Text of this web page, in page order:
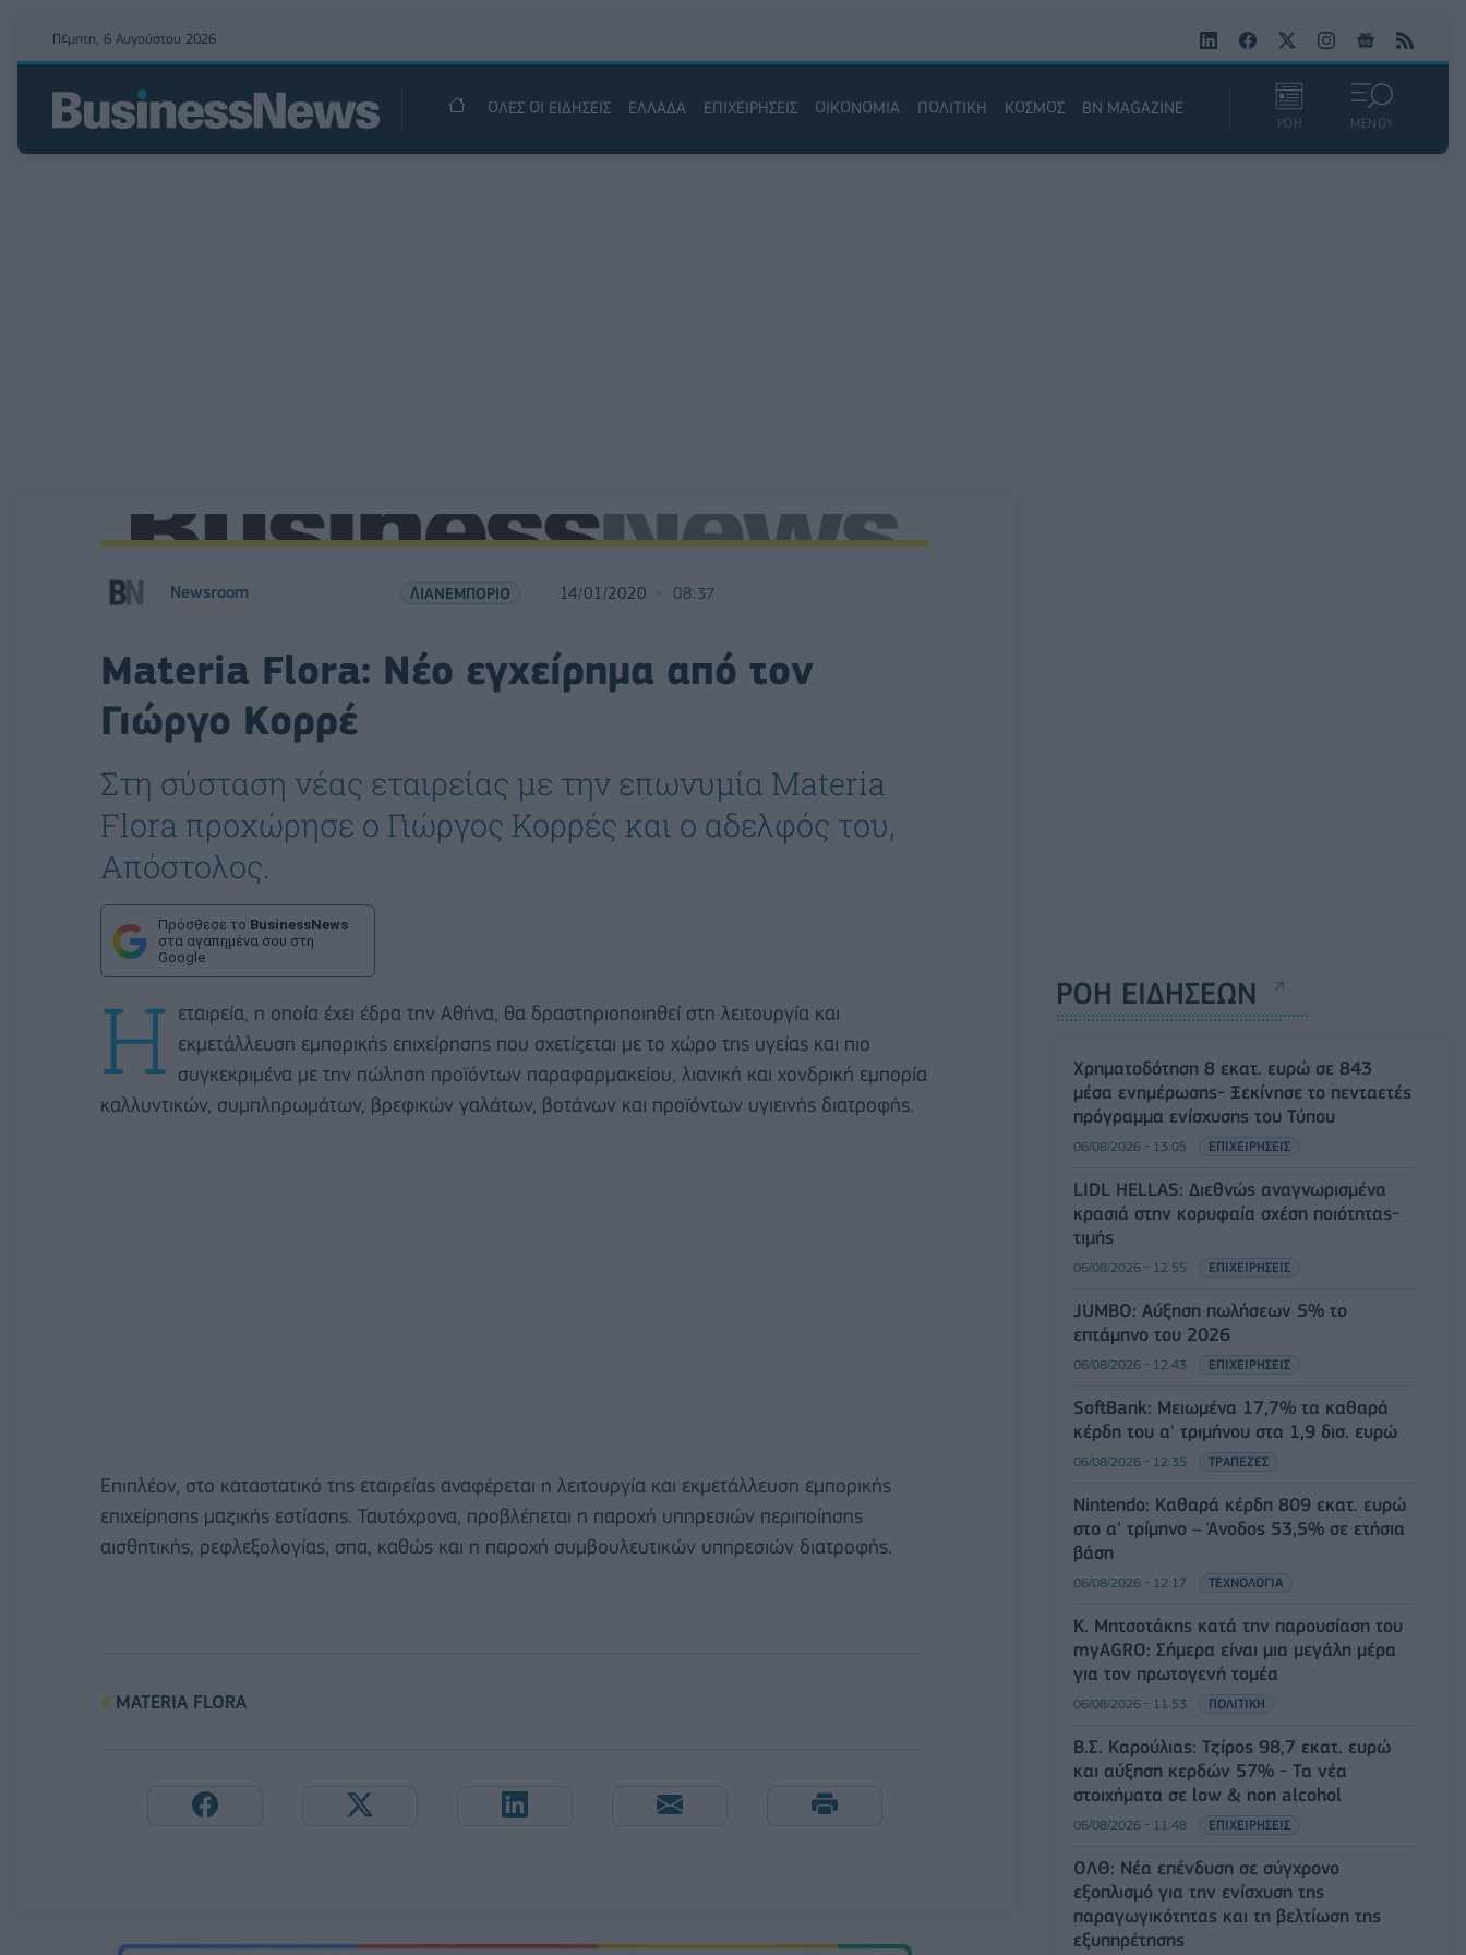
Πέμπτη, 6 Αυγούστου 2026
ΟΛΕΣ ΟΙ ΕΙΔΗΣΕΙΣ ΕΛΛΑΔΑ ΕΠΙΧΕΙΡΗΣΕΙΣ ΟΙΚΟΝΟΜΙΑ ΠΟΛΙΤΙΚΗ ΚΟΣΜΟΣ BN MAGAZINE
ΡΟΗ ΜΕΝΟΥ
Newsroom ΛΙΑΝΕΜΠΟΡΙΟ 14/01/2020 08:37
Materia Flora: Νέο εγχείρημα από τον
Γιώργο Κορρέ
Στη σύσταση νέας εταιρείας με την επωνυμία Materia
Flora προχώρησε ο Γιώργος Κορρές και ο αδελφός του,
Απόστολος.
Πρόσθεσε το BusinessNews
στα αγαπημένα σου στη
Google
Η εταιρεία, η οποία έχει έδρα την Αθήνα, θα δραστηριοποιηθεί στη λειτουργία και
εκμετάλλευση εμπορικής επιχείρησης που σχετίζεται με το χώρο της υγείας και πιο
συγκεκριμένα με την πώληση προϊόντων παραφαρμακείου, λιανική και χονδρική εμπορία
καλλυντικών, συμπληρωμάτων, βρεφικών γαλάτων, βοτάνων και προϊόντων υγιεινής διατροφής.
Επιπλέον, στο καταστατικό της εταιρείας αναφέρεται η λειτουργία και εκμετάλλευση εμπορικής
επιχείρησης μαζικής εστίασης. Ταυτόχρονα, προβλέπεται η παροχή υπηρεσιών περιποίησης
αισθητικής, ρεφλεξολογίας, σπα, καθώς και η παροχή συμβουλευτικών υπηρεσιών διατροφής.
MATERIA FLORA
ΡΟΗ ΕΙΔΗΣΕΩΝ
Χρηματοδότηση 8 εκατ. ευρώ σε 843
μέσα ενημέρωσης- Ξεκίνησε το πενταετές
πρόγραμμα ενίσχυσης του Τύπου
06/08/2026 - 13:05 ΕΠΙΧΕΙΡΗΣΕΙΣ
LIDL HELLAS: Διεθνώς αναγνωρισμένα
κρασιά στην κορυφαία σχέση ποιότητας-
τιμής
06/08/2026 - 12:55 ΕΠΙΧΕΙΡΗΣΕΙΣ
JUMBO: Αύξηση πωλήσεων 5% το
επτάμηνο του 2026
06/08/2026 - 12:43 ΕΠΙΧΕΙΡΗΣΕΙΣ
SoftBank: Μειωμένα 17,7% τα καθαρά
κέρδη του α' τριμήνου στα 1,9 δισ. ευρώ
06/08/2026 - 12:35 ΤΡΑΠΕΖΕΣ
Nintendo: Καθαρά κέρδη 809 εκατ. ευρώ
στο α' τρίμηνο – Άνοδος 53,5% σε ετήσια
βάση
06/08/2026 - 12:17 ΤΕΧΝΟΛΟΓΙΑ
Κ. Μητσοτάκης κατά την παρουσίαση του
myAGRO: Σήμερα είναι μια μεγάλη μέρα
για τον πρωτογενή τομέα
06/08/2026 - 11:53 ΠΟΛΙΤΙΚΗ
Β.Σ. Καρούλιας: Τζίρος 98,7 εκατ. ευρώ
και αύξηση κερδών 57% - Τα νέα
στοιχήματα σε low & non alcohol
06/08/2026 - 11:48 ΕΠΙΧΕΙΡΗΣΕΙΣ
ΟΛΘ: Νέα επένδυση σε σύγχρονο
εξοπλισμό για την ενίσχυση της
παραγωγικότητας και τη βελτίωση της
εξυπηρέτησης